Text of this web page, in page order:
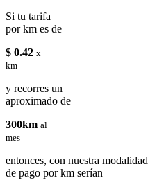
Si tu tarifa
por km es de
$ 0.42 x
km
y recorres un
aproximado de
300km al
mes
entonces, con nuestra modalidad
de pago por km serían